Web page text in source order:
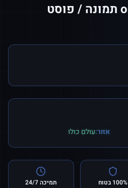
פייסבוק לייקים on תמונה / פוסט
אזור:עולם כולו
100% בטוח תמיכה 24/7